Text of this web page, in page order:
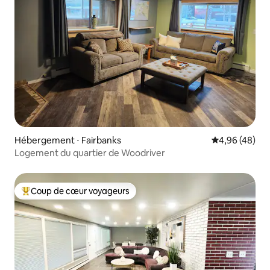
Hébergement ⋅ Fairbanks Évaluation
4,96 (48)
Logement du quartier de Woodriver
Coups de cœur voyageurs les plus appréciés
Coup de cœur voyageurs